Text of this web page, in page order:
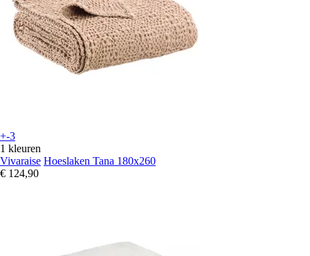
+-3
1 kleuren
Vivaraise Hoeslaken Tana 180x260
€ 124,90